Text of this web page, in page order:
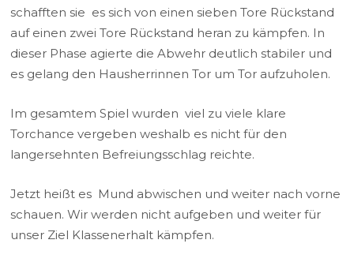
schafften sie es sich von einen sieben Tore Rückstand
auf einen zwei Tore Rückstand heran zu kämpfen. In
dieser Phase agierte die Abwehr deutlich stabiler und
es gelang den Hausherrinnen Tor um Tor aufzuholen.
Im gesamtem Spiel wurden viel zu viele klare
Torchance vergeben weshalb es nicht für den
langersehnten Befreiungsschlag reichte.
Jetzt heißt es Mund abwischen und weiter nach vorne
schauen. Wir werden nicht aufgeben und weiter für
unser Ziel Klassenerhalt kämpfen.